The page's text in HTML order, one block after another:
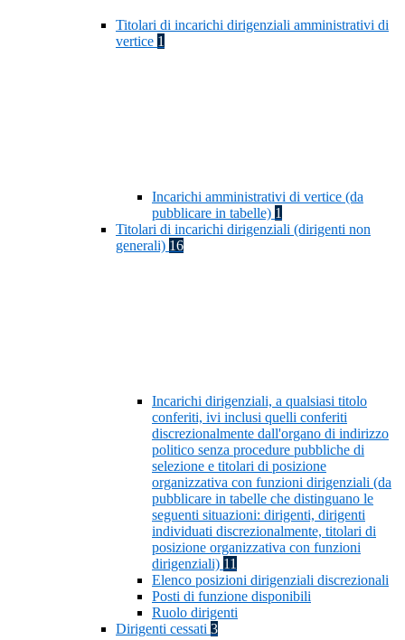
Titolari di incarichi dirigenziali amministrativi di
vertice 1
Incarichi amministrativi di vertice (da
pubblicare in tabelle) 1
Titolari di incarichi dirigenziali (dirigenti non
generali) 16
Incarichi dirigenziali, a qualsiasi titolo
conferiti, ivi inclusi quelli conferiti
discrezionalmente dall'organo di indirizzo
politico senza procedure pubbliche di
selezione e titolari di posizione
organizzativa con funzioni dirigenziali (da
pubblicare in tabelle che distinguano le
seguenti situazioni: dirigenti, dirigenti
individuati discrezionalmente, titolari di
posizione organizzativa con funzioni
dirigenziali) 11
Elenco posizioni dirigenziali discrezionali
Posti di funzione disponibili
Ruolo dirigenti
Dirigenti cessati 3